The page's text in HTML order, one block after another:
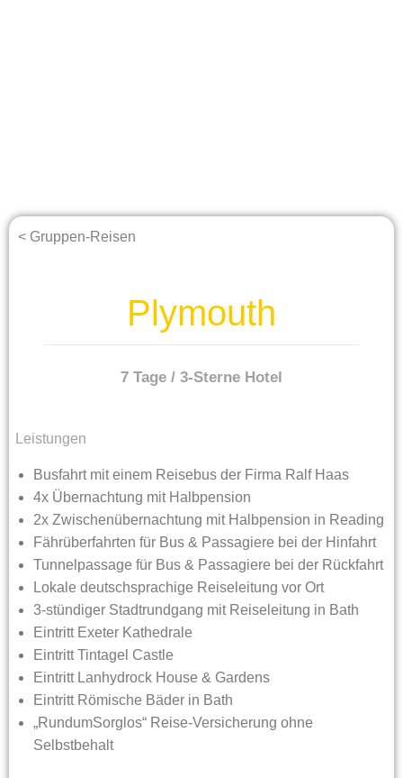
< Gruppen-Reisen
Plymouth
7 Tage / 3-Sterne Hotel
Leistungen
Busfahrt mit einem Reisebus der Firma Ralf Haas
4x Übernachtung mit Halbpension
2x Zwischenübernachtung mit Halbpension in Reading
Fährüberfahrten für Bus & Passagiere bei der Hinfahrt
Tunnelpassage für Bus & Passagiere bei der Rückfahrt
Lokale deutschsprachige Reiseleitung vor Ort
3-stündiger Stadtrundgang mit Reiseleitung in Bath
Eintritt Exeter Kathedrale
Eintritt Tintagel Castle
Eintritt Lanhydrock House & Gardens
Eintritt Römische Bäder in Bath
„RundumSorglos“ Reise-Versicherung ohne
Selbstbehalt